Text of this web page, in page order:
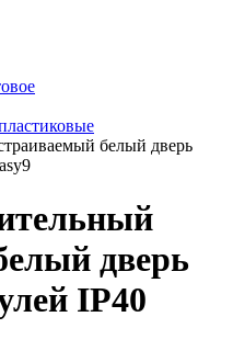
белый дверь
дверь
IP40